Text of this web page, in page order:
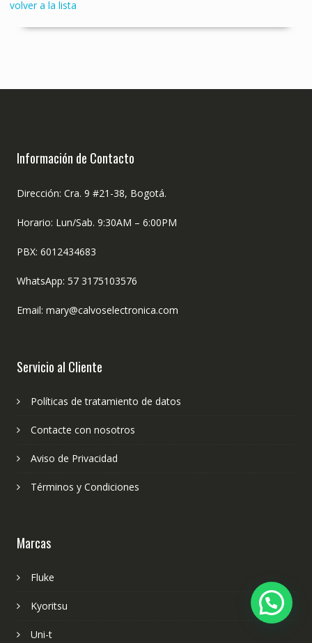
volver a la lista
Información de Contacto
Dirección: Cra. 9 #21-38, Bogotá.
Horario: Lun/Sab. 9:30AM – 6:00PM
PBX: 6012434683
WhatsApp: 57 3175103576
Email: mary@calvoselectronica.com
Servicio al Cliente
Políticas de tratamiento de datos
Contacte con nosotros
Aviso de Privacidad
Términos y Condiciones
Marcas
Fluke
Kyoritsu
Uni-t